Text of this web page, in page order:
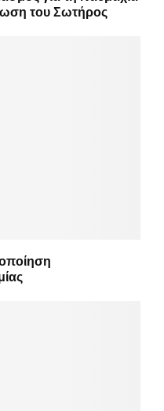
του Σωτήρος